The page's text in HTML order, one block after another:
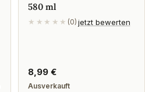
580 ml
★★★★★ (0) jetzt bewerten
Regulärer
Preis
8,99 €
Ausverkauft